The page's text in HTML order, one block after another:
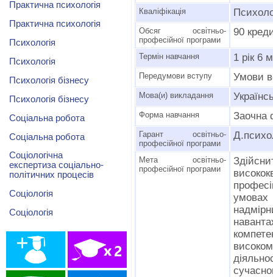
Кваліфікація
Обсяг освітньо-
професійної програми
90
Термін навчання 1 рік 6
Передумови вступу Умови
Мова(и) викладання
Форма навчання Заочна
Гарант освітньо-
професійної програми
Мета освітньо-
професійної програми
Практична психологія
Практична психологія
Психологія
Психологія
Психологія бізнесу
Психологія бізнесу
Соціальна робота
Соціальна робота
Соціологічна
експертиза соціально-
політичних процесів
Соціологія
Соціологія